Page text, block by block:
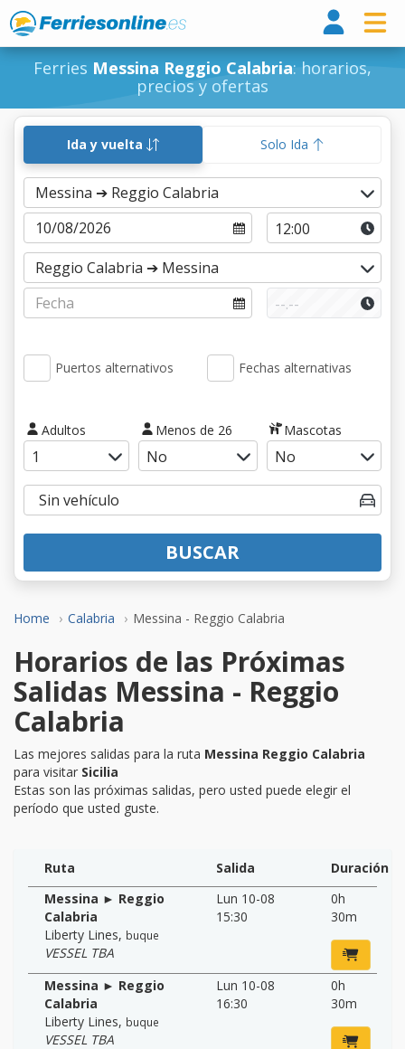
Ferries Messina Reggio Calabria: horarios,
precios y ofertas
Home Calabria Messina - Reggio Calabria
Ida y vuelta Solo Ida
Puertos alternativos Fechas alternativas
Adultos Menos de 26 Mascotas
BUSCAR
Horarios de las Próximas
Salidas Messina - Reggio
Calabria
Las mejores salidas para la ruta Messina Reggio Calabria
para visitar Sicilia
Estas son las próximas salidas, pero usted puede elegir el
período que usted guste.
Ruta Salida
Duración
Messina ► Reggio
Calabria
Liberty Lines, buque
VESSEL TBA
Lun 10-08
15:30
0h
30m
Messina ► Reggio
Calabria
Liberty Lines, buque
VESSEL TBA
Lun 10-08
16:30
0h
30m